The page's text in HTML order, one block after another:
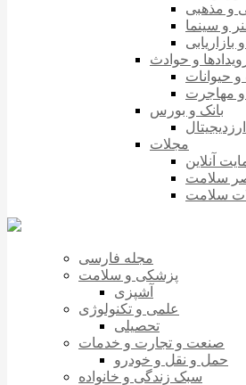
و مذهبی
و سینما
بازاریابی
و حوادث
حیوانات
مهاجرت
بانک و بورس
ارزدیجیتال
مجلات
آنلاین
سلامت
سلامت
مجله فارسی
پزشکی و سلامت
آشپزی
علمی و تکنولوژی
تحصیلی
صنعت و تجارت و خدمات
حمل و نقل و خودرو
سبک زندگی و خانواده